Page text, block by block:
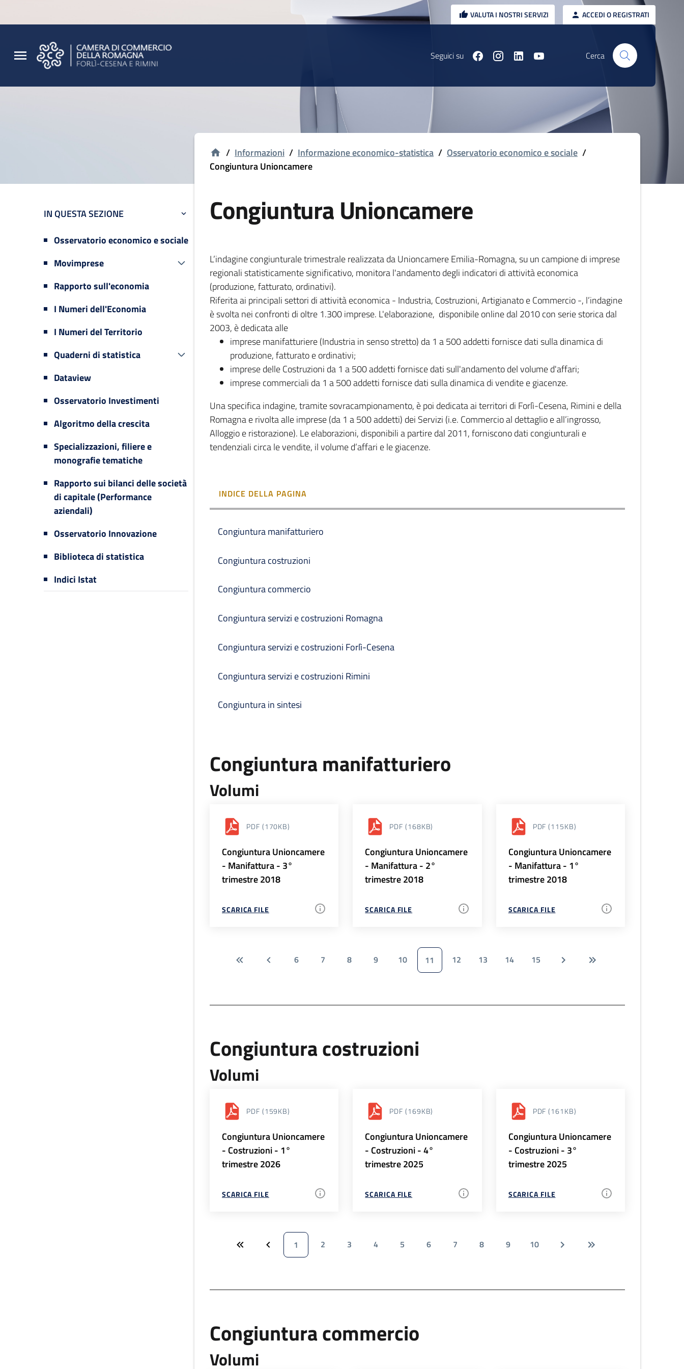
VALUTA I NOSTRI SERVIZI ACCEDI O REGISTRATI
Seguici su Cerca
IN QUESTA SEZIONE
Osservatorio economico e sociale
Movimprese
Rapporto sull'economia
I Numeri dell'Economia
I Numeri del Territorio
Quaderni di statistica
Dataview
Osservatorio Investimenti
Algoritmo della crescita
Specializzazioni, filiere e
monografie tematiche
Rapporto sui bilanci delle società
di capitale (Performance
aziendali)
Osservatorio Innovazione
Biblioteca di statistica
Indici Istat
/ Informazioni / Informazione economico-statistica / Osservatorio economico e sociale /
Congiuntura Unioncamere
Congiuntura Unioncamere
L’indagine congiunturale trimestrale realizzata da Unioncamere Emilia-Romagna, su un campione di imprese
regionali statisticamente significativo, monitora l'andamento degli indicatori di attività economica
(produzione, fatturato, ordinativi).
Riferita ai principali settori di attività economica - Industria, Costruzioni, Artigianato e Commercio -, l’indagine
è svolta nei confronti di oltre 1.300 imprese. L'elaborazione, disponibile online dal 2010 con serie storica dal
2003, è dedicata alle
imprese manifatturiere (Industria in senso stretto) da 1 a 500 addetti fornisce dati sulla dinamica di
produzione, fatturato e ordinativi;
imprese delle Costruzioni da 1 a 500 addetti fornisce dati sull'andamento del volume d'affari;
imprese commerciali da 1 a 500 addetti fornisce dati sulla dinamica di vendite e giacenze.
Una specifica indagine, tramite sovracampionamento, è poi dedicata ai territori di Forlì-Cesena, Rimini e della
Romagna e rivolta alle imprese (da 1 a 500 addetti) dei Servizi (i.e. Commercio al dettaglio e all’ingrosso,
Alloggio e ristorazione). Le elaborazioni, disponibili a partire dal 2011, forniscono dati congiunturali e
tendenziali circa le vendite, il volume d’affari e le giacenze.
INDICE DELLA PAGINA
Congiuntura manifatturiero
Congiuntura costruzioni
Congiuntura commercio
Congiuntura servizi e costruzioni Romagna
Congiuntura servizi e costruzioni Forlì-Cesena
Congiuntura servizi e costruzioni Rimini
Congiuntura in sintesi
Congiuntura manifatturiero
Volumi
PDF (170KB)
Congiuntura Unioncamere
- Manifattura - 3°
trimestre 2018
SCARICA FILE
PDF (168KB)
Congiuntura Unioncamere
- Manifattura - 2°
trimestre 2018
SCARICA FILE
PDF (115KB)
Congiuntura Unioncamere
- Manifattura - 1°
trimestre 2018
SCARICA FILE
6 7 8 9 10 11 12 13 14 15
Congiuntura costruzioni
Volumi
PDF (159KB)
Congiuntura Unioncamere
- Costruzioni - 1°
trimestre 2026
SCARICA FILE
PDF (169KB)
Congiuntura Unioncamere
- Costruzioni - 4°
trimestre 2025
SCARICA FILE
PDF (161KB)
Congiuntura Unioncamere
- Costruzioni - 3°
trimestre 2025
SCARICA FILE
1 2 3 4 5 6 7 8 9 10
Congiuntura commercio
Volumi